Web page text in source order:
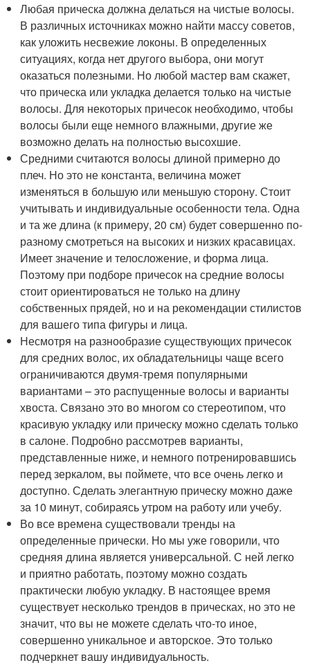
Любая прическа должна делаться на чистые волосы.
В различных источниках можно найти массу советов,
как уложить несвежие локоны. В определенных
ситуациях, когда нет другого выбора, они могут
оказаться полезными. Но любой мастер вам скажет,
что прическа или укладка делается только на чистые
волосы. Для некоторых причесок необходимо, чтобы
волосы были еще немного влажными, другие же
возможно делать на полностью высохшие.
Средними считаются волосы длиной примерно до
плеч. Но это не константа, величина может
изменяться в большую или меньшую сторону. Стоит
учитывать и индивидуальные особенности тела. Одна
и та же длина (к примеру, 20 см) будет совершенно по-
разному смотреться на высоких и низких красавицах.
Имеет значение и телосложение, и форма лица.
Поэтому при подборе причесок на средние волосы
стоит ориентироваться не только на длину
собственных прядей, но и на рекомендации стилистов
для вашего типа фигуры и лица.
Несмотря на разнообразие существующих причесок
для средних волос, их обладательницы чаще всего
ограничиваются двумя-тремя популярными
вариантами – это распущенные волосы и варианты
хвоста. Связано это во многом со стереотипом, что
красивую укладку или прическу можно сделать только
в салоне. Подробно рассмотрев варианты,
представленные ниже, и немного потренировавшись
перед зеркалом, вы поймете, что все очень легко и
доступно. Сделать элегантную прическу можно даже
за 10 минут, собираясь утром на работу или учебу.
Во все времена существовали тренды на
определенные прически. Но мы уже говорили, что
средняя длина является универсальной. С ней легко
и приятно работать, поэтому можно создать
практически любую укладку. В настоящее время
существует несколько трендов в прическах, но это не
значит, что вы не можете сделать что-то иное,
совершенно уникальное и авторское. Это только
подчеркнет вашу индивидуальность.